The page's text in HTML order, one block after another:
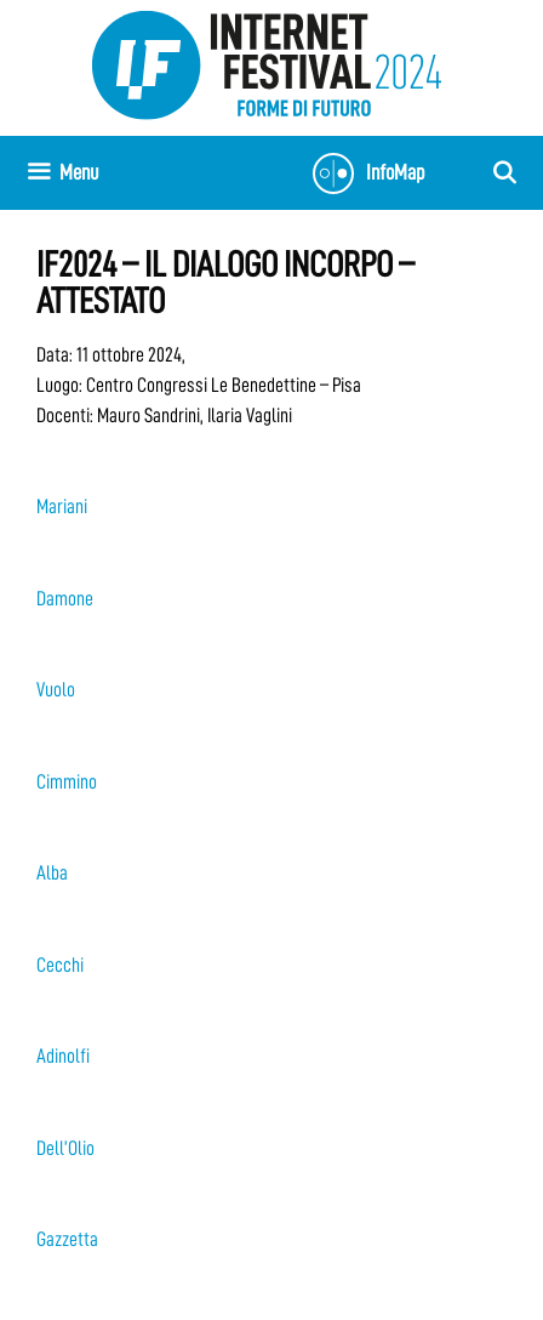
InfoMap
Menu
IF2024 – IL DIALOGO INCORPO –
ATTESTATO
Data: 11 ottobre 2024,
Luogo: Centro Congressi Le Benedettine – Pisa
Docenti: Mauro Sandrini, Ilaria Vaglini
Mariani
Damone
Vuolo
Cimmino
Alba
Cecchi
Adinolfi
Dell’Olio
Gazzetta